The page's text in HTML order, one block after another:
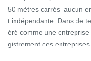
50 mètres carrés, aucun
t indépendante. Dans de
éré comme une
gistrement des